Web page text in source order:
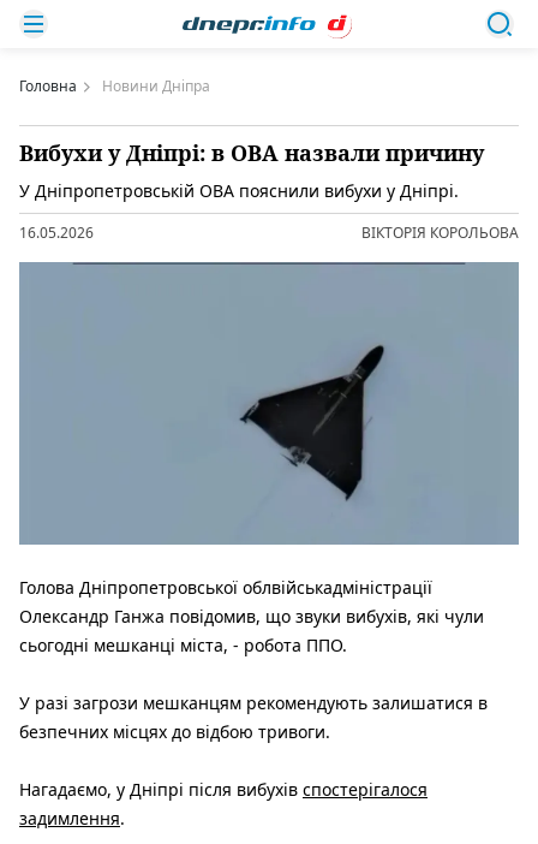
Головна Новини Дніпра
Вибухи у Дніпрі: в ОВА назвали причину
У Дніпропетровській ОВА пояснили вибухи у Дніпрі.
16.05.2026 ВІКТОРІЯ КОРОЛЬОВА
Голова Дніпропетровської облвійськадміністрації
Олександр Ганжа повідомив, що звуки вибухів, які чули
сьогодні мешканці міста, - робота ППО.
У разі загрози мешканцям рекомендують залишатися в
безпечних місцях до відбою тривоги.
Нагадаємо, у Дніпрі після вибухів спостерігалося
задимлення.